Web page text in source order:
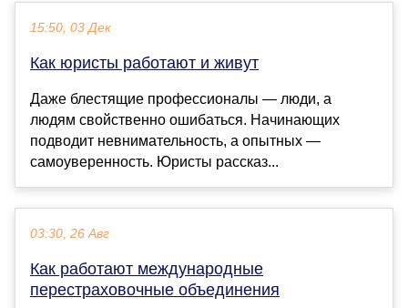
15:50, 03 Дек
Как юристы работают и живут
Даже блестящие профессионалы — люди, а
людям свойственно ошибаться. Начинающих
подводит невнимательность, а опытных —
самоуверенность. Юристы рассказ...
03:30, 26 Авг
Как работают международные
перестраховочные объединения